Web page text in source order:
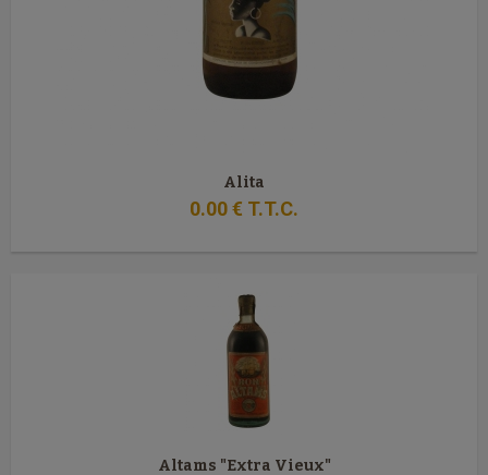
Alita
0.00€ T.T.C.
Altams "Extra Vieux"